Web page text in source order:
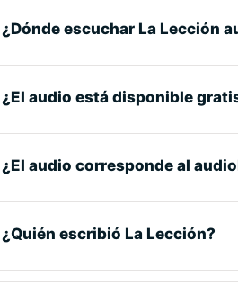
¿Dónde escuchar La Lección
¿El audio está disponible
¿El audio corresponde al
¿Quién escribió La Lección?